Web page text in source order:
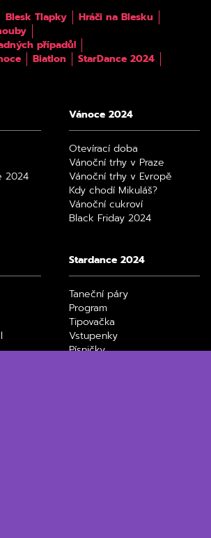
Blesk Tlapky
Hráči na Blesku
případů!
Biatlon
StarDance 2024
2024
Vánoce 2024
Otevírací doba
Vánoční trhy v Praze
Vánoční trhy v Evropě
Kdy chodí Mikuláš?
Vánoční cukroví
Black Friday 2024
Stardance 2024
Taneční páry
Program
Tipovačka
Vstupenky
Písničky